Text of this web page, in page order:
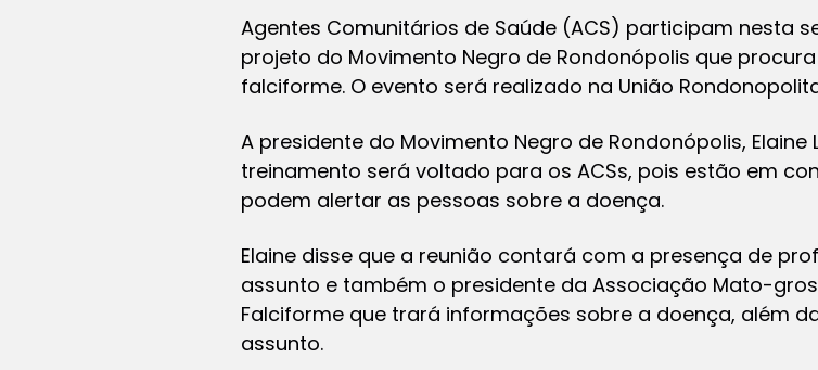
Agentes Comunitários de Saúde (ACS) participam nesta
projeto do Movimento Negro de Rondonópolis que
falciforme. O evento será realizado na União
A presidente do Movimento Negro de Rondonópolis,
treinamento será voltado para os ACSs, pois estão em
podem alertar as pessoas sobre a doença.
Elaine disse que a reunião contará com a presença de
assunto e também o presidente da Associação Mato-
Falciforme que trará informações sobre a doença, além
assunto.